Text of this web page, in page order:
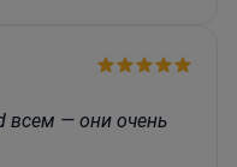
всем — они очень